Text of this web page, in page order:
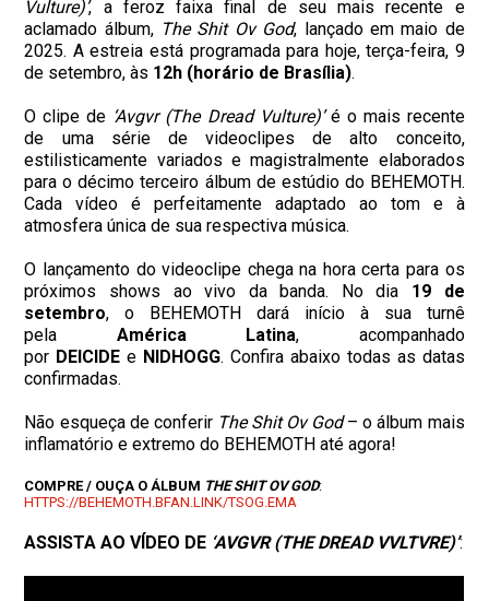
Vulture)’, a feroz faixa final de seu mais recente e
aclamado álbum, The Shit Ov God, lançado em maio de
2025. A estreia está programada para hoje, terça-feira, 9
de setembro, às 12h (horário de Brasília).
O clipe de ‘Avgvr (The Dread Vulture)’é o mais recente
de uma série de videoclipes de alto conceito,
estilisticamente variados e magistralmente elaborados
para o décimo terceiro álbum de estúdio do BEHEMOTH.
Cada vídeo é perfeitamente adaptado ao tom e à
atmosfera única de sua respectiva música.
O lançamento do videoclipe chega na hora certa para os
próximos shows ao vivo da banda. No dia 19 de
setembro, o BEHEMOTH dará início à sua turnê
pela América Latina, acompanhado
por DEICIDE e NIDHOGG. Confira abaixo todas as datas
confirmadas.
Não esqueça de conferir The Shit Ov God– o álbum mais
inflamatório e extremo do BEHEMOTH até agora!
COMPRE / OUÇA O ÁLBUM THE SHIT OV GOD:
HTTPS://BEHEMOTH.BFAN.LINK/TSOG.EMA
ASSISTA AO VÍDEO DE ‘AVGVR (THE DREAD VVLTVRE)’: